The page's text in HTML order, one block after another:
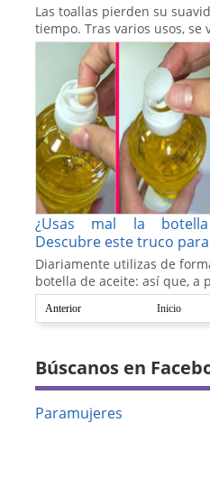
Las toallas pierden su
tiempo. Tras varios usos, se
¿Usas mal la
Descubre este truco
Diariamente utilizas de
botella de aceite: así que, a
Anterior Inicio
Búscanos en
Paramujeres